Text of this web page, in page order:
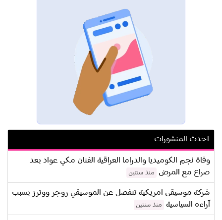
احدث المنشورات
وفاة نجم الكوميديا والدراما العراقية الفنان مكي عواد بعد
صراع مع المرض
منذ سنتين
شركة موسيقى امريكية تنفصل عن الموسيقي روجر ووترز بسبب
آراءه السياسية
منذ سنتين